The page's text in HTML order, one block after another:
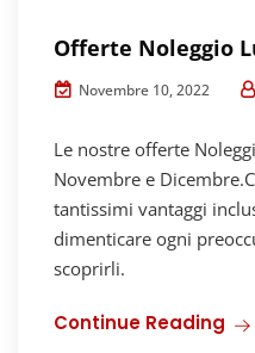
Offerte Noleggio
Novembre 10, 2022
Le nostre offerte
Novembre e
tantissimi vantaggi
dimenticare ogni
scoprirli.
Continue Reading